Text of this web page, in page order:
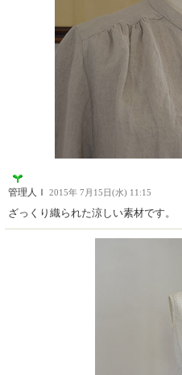
管理人Ｉ 2015年 7月15日(水) 11:15
ざっくり織られた涼しい素材です。